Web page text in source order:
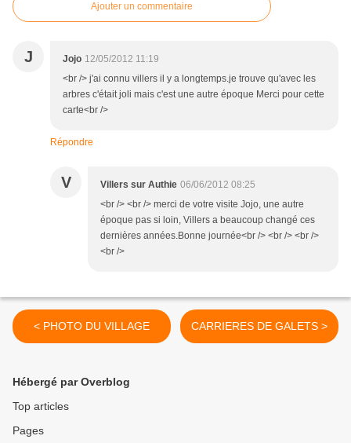
Ajouter un commentaire
J Jojo 12/05/2012 11:19
<br /> j'ai connu villers il y a longtemps.je trouve qu'avec les
arbres c'était joli mais c'est une autre époque Merci pour cette
carte<br />
Répondre
V Villers sur Authie 06/06/2012 08:25
<br /> <br /> merci de votre visite Jojo, une autre
époque pas si loin, Villers a beaucoup changé ces
dernières années.Bonne journée<br /> <br /> <br />
<br />
< PHOTO DU VILLAGE CARRIERES DE GALETS >
Hébergé par Overblog
Top articles
Pages